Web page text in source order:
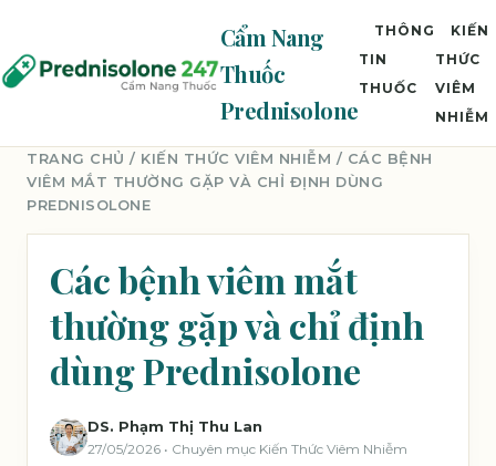
Cẩm Nang
Thuốc
Prednisolone
THÔNG
TIN
THUỐC
KIẾN
THỨC
VIÊM
NHIỄM
TRANG CHỦ / KIẾN THỨC VIÊM NHIỄM / CÁC BỆNH
VIÊM MẮT THƯỜNG GẶP VÀ CHỈ ĐỊNH DÙNG
PREDNISOLONE
Các bệnh viêm mắt
thường gặp và chỉ định
dùng Prednisolone
DS. Phạm Thị Thu Lan
27/05/2026 • Chuyên mục Kiến Thức Viêm Nhiễm